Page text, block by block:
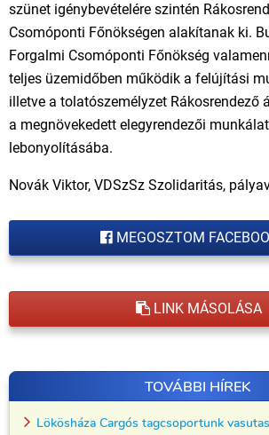
szünet igénybevételére szintén
Csomóponti Főnökségen alakítanak ki.
Forgalmi Csomóponti Főnökség
teljes üzemidőben működik a felújítási
illetve a tolatószemélyzet Rákosrendező
a megnövekedett elegyrendezői
lebonyolításába.
Novák Viktor, VDSzSz Szolidaritás,
MEGOSZTOM
LINK MÁSOLÁSA
TOVÁBBI HÍREK
Lökösháza Cargós tagcsoportunk